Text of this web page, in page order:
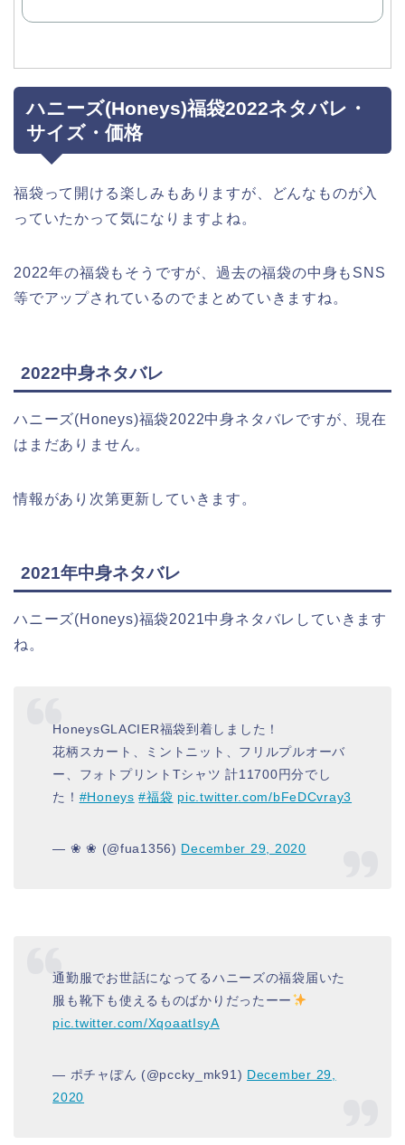
ハニーズ(Honeys)福袋2022ネタバレ・
サイズ・価格
福袋って開ける楽しみもありますが、どんなものが入
っていたかって気になりますよね。
2022年の福袋もそうですが、過去の福袋の中身もSNS
等でアップされているのでまとめていきますね。
2022中身ネタバレ
ハニーズ(Honeys)福袋2022中身ネタバレですが、現在
はまだありません。
情報があり次第更新していきます。
2021年中身ネタバレ
ハニーズ(Honeys)福袋2021中身ネタバレしていきます
ね。
HoneysGLACIER福袋到着しました！
花柄スカート、ミントニット、フリルプルオーバ
ー、フォトプリントTシャツ 計11700円分でし
た！ #Honeys #福袋 pic.twitter.com/bFeDCvray3
— ❀ ❀ (@fua1356) December 29, 2020
通勤服でお世話になってるハニーズの福袋届いた
服も靴下も使えるものばかりだったーー
pic.twitter.com/XqoaatIsyA
— ポチャぽん (@pccky_mk91) December 29,
2020